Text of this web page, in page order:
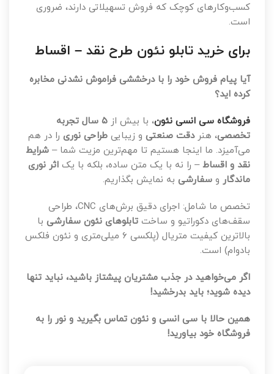
کسب‌وکارهای کوچک که فروش تسهیلاتی دارند، ضروری
است.
برای خرید تابلو نئون طرح نقد – اقساط
آیا پیام فروش خود را با درخششی فراموش نشدنی مخابره
کرده اید؟
فروشگاه سی انسی نئون، با بیش از
۵ سال تجربه
تخصصی، هنردقت صنعتی و زیبایی طراحی نوری را در هم
می‌آمیزد. ما اینجا هستیم تا مهم‌ترین مزیت شما – شرایط
نقد و اقساط– را نه با یک متن ساده، بلکه با یک اثر نوری
ماندگار و سفارشی به نمایش بگذاریم.
تخصص ما شامل: اجرای دقیق برش‌های CNC، طراحی
سقف‌های دکوراتیو و ساخت تابلوهای نئون سفارشی با
بالاترین کیفیت متریال (پلکسی ۶ میلی‌متری و نئون فلکس
بادوام) است.
اگر می‌خواهید در جذب مشتریان پیشتاز باشید، نباید تنها
دیده شوید؛ باید بدرخشید!
همین حالا با سی‌ انسی و نئون تماس بگیرید و نور را به
فروشگاه خود بیاورید!